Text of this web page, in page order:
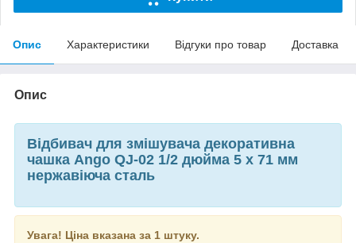
Опис Характеристики Відгуки про товар Доставка
Опис
Відбивач для змішувача декоративна
чашка Ango QJ-02 1/2 дюйма 5 х 71 мм
нержавіюча сталь
Увага! Ціна вказана за 1 штуку.